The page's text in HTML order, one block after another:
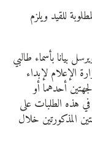
للقيد ويلزم
بيانا بأسماء طالبي
الإعلام لإبداء
أحدهما أو
هذه الطلبات على
المذكورتين خلال